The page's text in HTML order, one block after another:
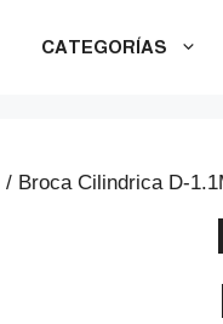
CATEGORÍAS
/ Broca Cilindrica D-